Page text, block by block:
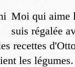
Moi qui aime
suis régalée
recettes
les